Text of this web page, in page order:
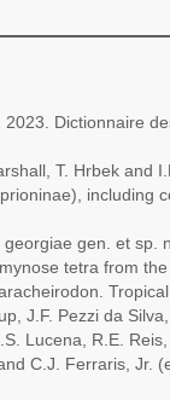
Dictionnaire
T. Hrbek
including
gen. et
tetra from
J.F. Pezzi da
Lucena, R.E.
C.J. Ferraris, Jr.